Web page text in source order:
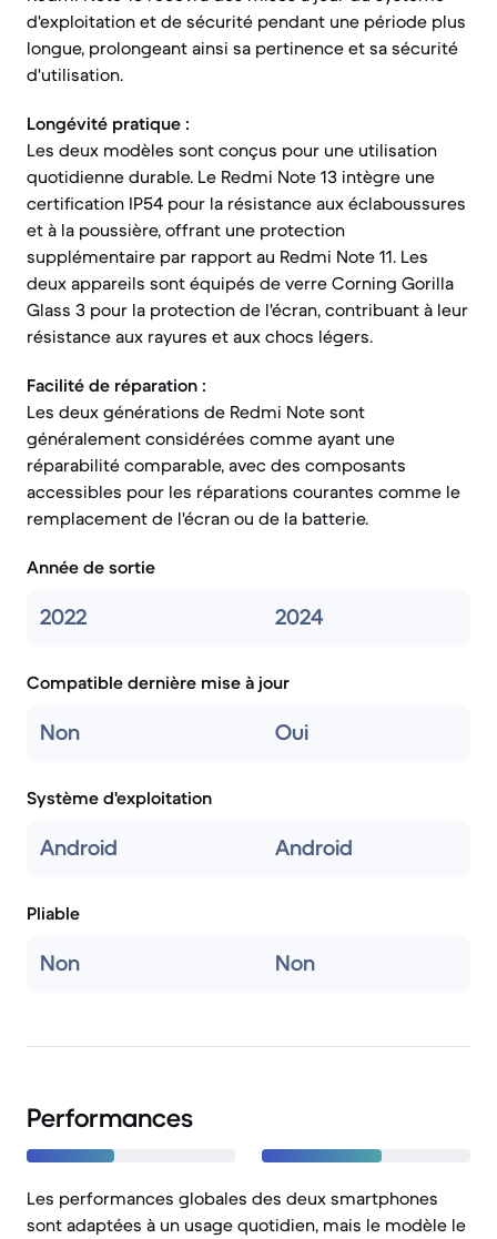
d'exploitation et de sécurité pendant une période plus
longue, prolongeant ainsi sa pertinence et sa sécurité
d'utilisation.
Longévité pratique :
Les deux modèles sont conçus pour une utilisation
quotidienne durable. Le Redmi Note 13 intègre une
certification IP54 pour la résistance aux éclaboussures
et à la poussière, offrant une protection
supplémentaire par rapport au Redmi Note 11. Les
deux appareils sont équipés de verre Corning Gorilla
Glass 3 pour la protection de l'écran, contribuant à leur
résistance aux rayures et aux chocs légers.
Facilité de réparation :
Les deux générations de Redmi Note sont
généralement considérées comme ayant une
réparabilité comparable, avec des composants
accessibles pour les réparations courantes comme le
remplacement de l'écran ou de la batterie.
Année de sortie
2022 2024
Compatible dernière mise à jour
Non Oui
Système d'exploitation
Android Android
Pliable
Non Non
Performances
Les performances globales des deux smartphones
sont adaptées à un usage quotidien, mais le modèle le